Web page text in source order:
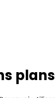
plans